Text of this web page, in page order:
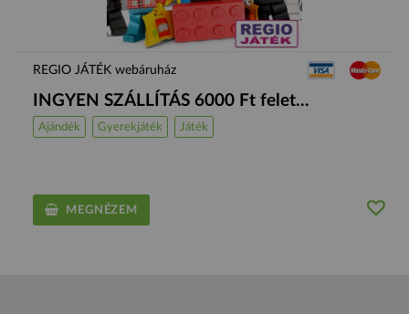
REGIO JÁTÉK webáruház
INGYEN SZÁLLÍTÁS 6000 Ft felet...
Ajándék Gyerekjáték Játék
MEGNÉZEM